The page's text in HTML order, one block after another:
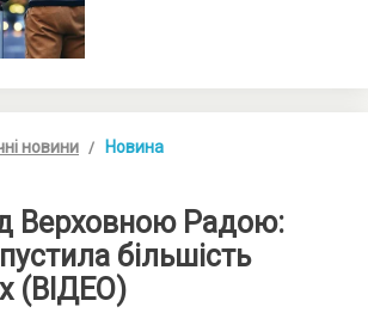
новини Новина
Верховною Радою:
більшість
(ВІДЕО)